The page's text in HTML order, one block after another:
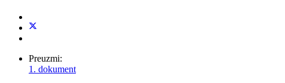
Preuzmi:
1. dokument